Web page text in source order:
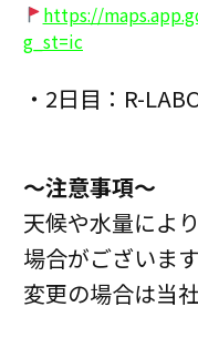
https://
g_st=ic
・2日目：R-
〜注意事項〜
天候や水量によ
場合がございます
変更の場合は当